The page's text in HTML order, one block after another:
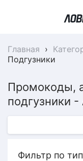
Главная ›
Подгузники
Промокоды,
подгузники -
Фильтр по